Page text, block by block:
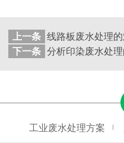
上一条
下一条
工业废水处理方案